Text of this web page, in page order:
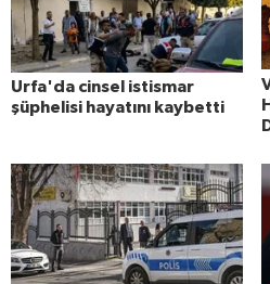
Urfa'da cinsel istismar
şüphelisi hayatını kaybetti